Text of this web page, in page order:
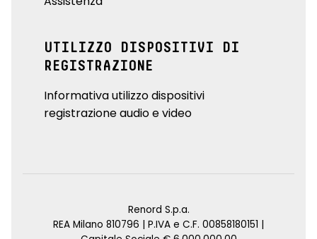
UTILIZZO DISPOSITIVI DI
REGISTRAZIONE
Informativa utilizzo dispositivi
registrazione audio e video
Renord S.p.a.
REA Milano 810796 | P.IVA e C.F. 00858180151 |